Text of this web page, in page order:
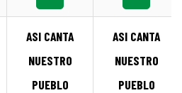
ASI CANTA
NUESTRO
PUEBLO
ASI CANTA
NUESTRO
PUEBLO